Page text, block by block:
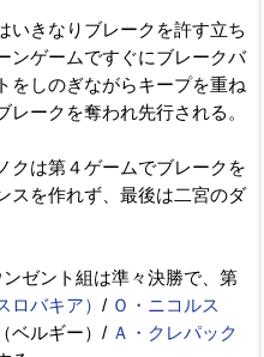
いきなりブレークを許す立ち
ンゲームですぐにブレークバ
をしのぎながらキープを重ね
ークを奪われ先行される。
クは第４ゲームでブレークを
スを作れず、最後は二宮のダ
ゼント組は準々決勝で、第
ロバキア） / Ｏ・ニコルス
ベルギー）/ Ａ・クレパック